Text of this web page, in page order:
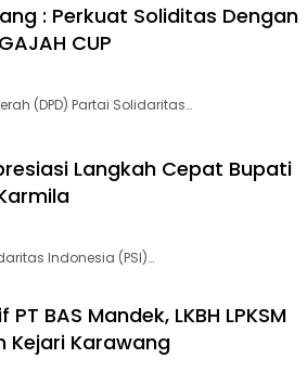
: Perkuat Soliditas Dengan
CUP
(DPD) Partai Solidaritas…
Langkah Cepat Bupati
Indonesia (PSI)…
BAS Mandek, LKBH LPKSM
Kejari Karawang